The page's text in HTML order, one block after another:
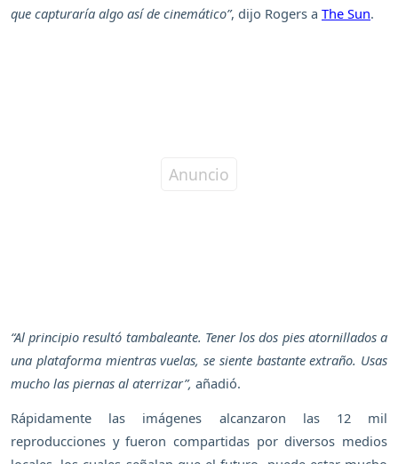
que capturaría algo así de cinemático”, dijo Rogers a The Sun.
“Al principio resultó tambaleante. Tener los dos pies atornillados a
una plataforma mientras vuelas, se siente bastante extraño. Usas
mucho las piernas al aterrizar”, añadió.
Rápidamente las imágenes alcanzaron las 12 mil
reproducciones y fueron compartidas por diversos medios